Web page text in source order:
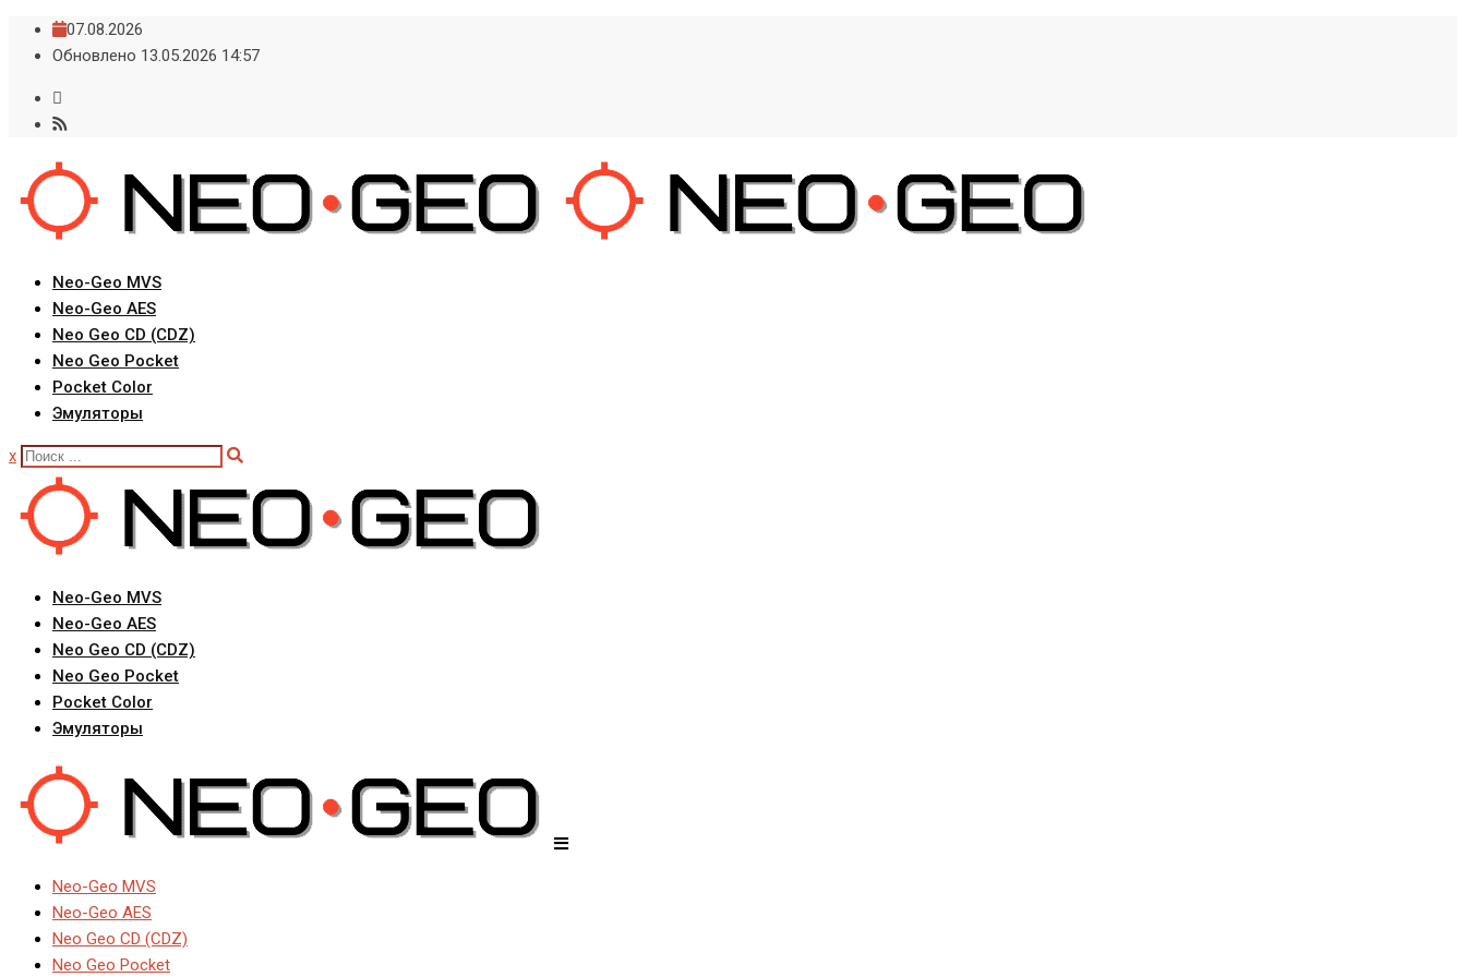
Skip
07.08.2026
Обновлено 13.05.2026 14:57
Neo-Geo MVS
Neo-Geo AES
Neo Geo CD (CDZ)
Neo Geo Pocket
Pocket Color
Эмуляторы
x
Neo-Geo MVS
Neo-Geo AES
Neo Geo CD (CDZ)
Neo Geo Pocket
Pocket Color
Эмуляторы
Neo-Geo MVS
Neo-Geo AES
Neo Geo CD (CDZ)
Neo Geo Pocket